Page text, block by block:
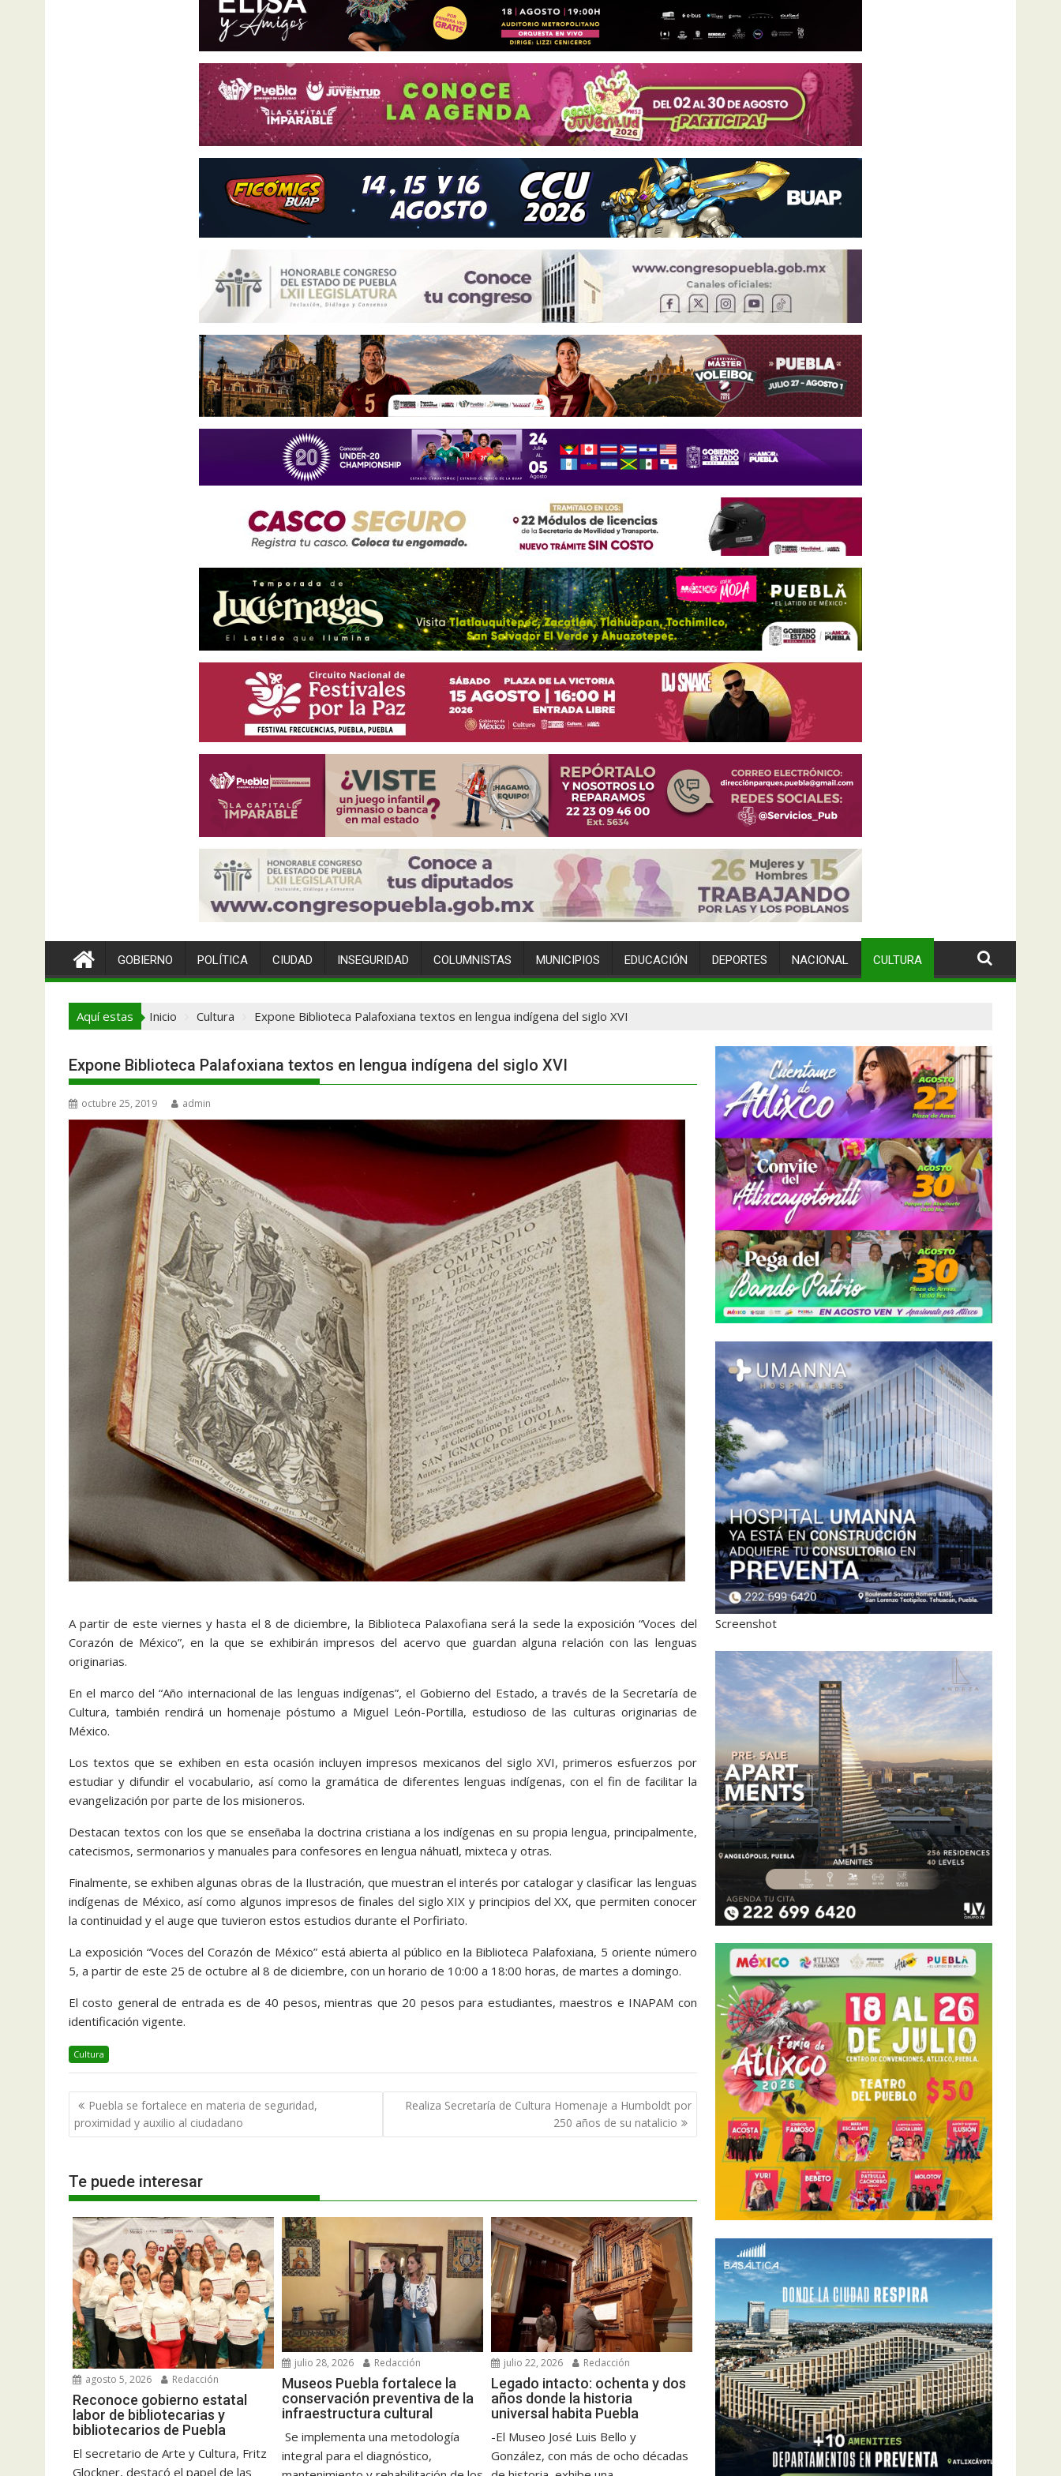
GOBIERNO POLÍTICA CIUDAD INSEGURIDAD COLUMNISTAS MUNICIPIOS EDUCACIÓN DEPORTES NACIONAL CULTURA
Aquí estas Inicio Cultura Expone Biblioteca Palafoxiana textos en lengua indígena del siglo XVI
Expone Biblioteca Palafoxiana textos en lengua indígena del siglo XVI
octubre 25, 2019 admin
A partir de este viernes y hasta el 8 de diciembre, la Biblioteca Palaxofiana será la sede la exposición “Voces del
Corazón de México”, en la que se exhibirán impresos del acervo que guardan alguna relación con las lenguas
originarias.
En el marco del “Año internacional de las lenguas indígenas”, el Gobierno del Estado, a través de la Secretaría de
Cultura, también rendirá un homenaje póstumo a Miguel León-Portilla, estudioso de las culturas originarias de
México.
Los textos que se exhiben en esta ocasión incluyen impresos mexicanos del siglo XVI, primeros esfuerzos por
estudiar y difundir el vocabulario, así como la gramática de diferentes lenguas indígenas, con el fin de facilitar la
evangelización por parte de los misioneros.
Destacan textos con los que se enseñaba la doctrina cristiana a los indígenas en su propia lengua, principalmente,
catecismos, sermonarios y manuales para confesores en lengua náhuatl, mixteca y otras.
Finalmente, se exhiben algunas obras de la Ilustración, que muestran el interés por catalogar y clasificar las lenguas
indígenas de México, así como algunos impresos de finales del siglo XIX y principios del XX, que permiten conocer
la continuidad y el auge que tuvieron estos estudios durante el Porfiriato.
La exposición “Voces del Corazón de México” está abierta al público en la Biblioteca Palafoxiana, 5 oriente número
5, a partir de este 25 de octubre al 8 de diciembre, con un horario de 10:00 a 18:00 horas, de martes a domingo.
El costo general de entrada es de 40 pesos, mientras que 20 pesos para estudiantes, maestros e INAPAM con
identificación vigente.
Cultura
Navegación
de
entradas
Puebla se fortalece en materia de seguridad,
proximidad y auxilio al ciudadano
Realiza Secretaría de Cultura Homenaje a Humboldt por
250 años de su natalicio
Te puede interesar
agosto 5, 2026 Redacción
Reconoce gobierno estatal
labor de bibliotecarias y
bibliotecarios de Puebla
El secretario de Arte y Cultura, Fritz
Glockner, destacó el papel de las
julio 28, 2026 Redacción
Museos Puebla fortalece la
conservación preventiva de la
infraestructura cultural
Se implementa una metodología
integral para el diagnóstico,
julio 22, 2026 Redacción
Legado intacto: ochenta y dos
años donde la historia
universal habita Puebla
-El Museo José Luis Bello y
González, con más de ocho décadas
Screenshot